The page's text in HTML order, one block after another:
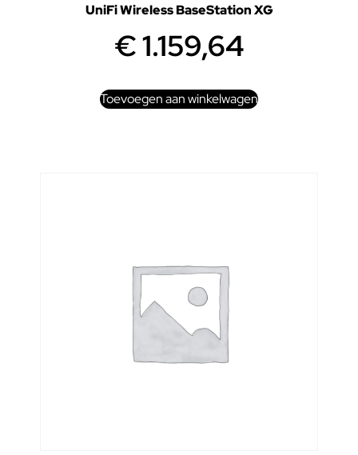
UniFi Wireless BaseStation XG
€1.159,64
Toevoegen aan winkelwagen